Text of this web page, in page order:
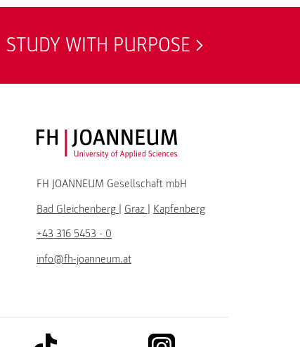
STUDY WITH PURPOSE
FH JOANNEUM Logo
FH JOANNEUM Gesellschaft mbH
Bad Gleichenberg | Graz | Kapfenberg
+43 316 5453 - 0
info@fh-joanneum.at
link to tiktok